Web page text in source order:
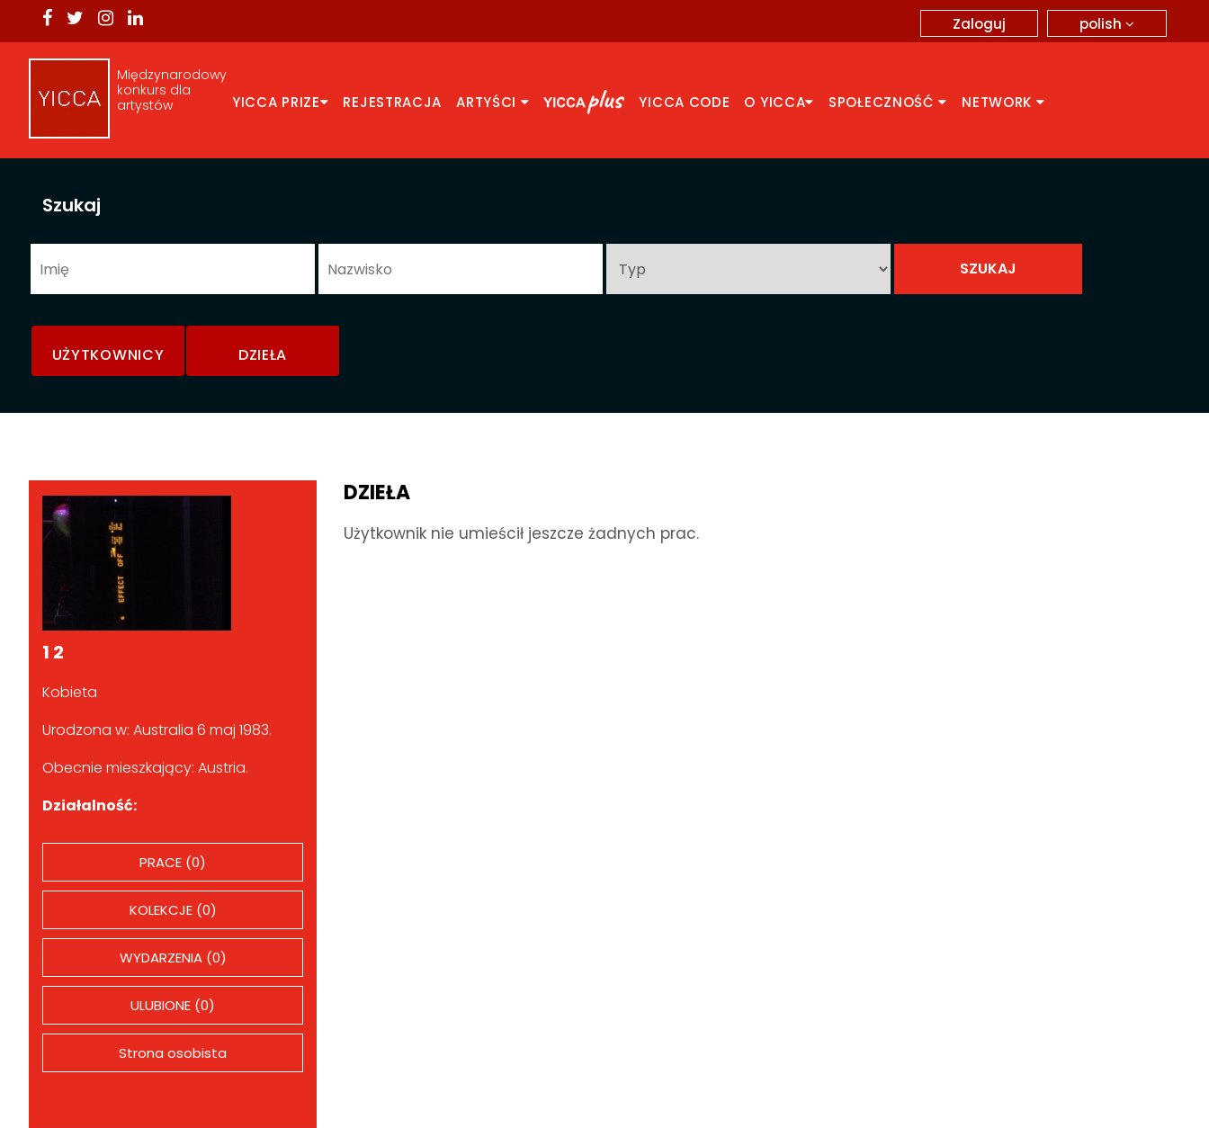
polish
Zaloguj
Międzynarodowy
konkurs dla
artystów
YICCA PRIZE REJESTRACJA ARTYŚCI YICCA CODE O YICCA SPOŁECZNOŚĆ NETWORK
Szukaj
UŻYTKOWNICY DZIEŁA
1 2
Kobieta
Urodzona w: Australia 6 maj 1983.
Obecnie mieszkający: Austria.
Działalność:
PRACE (0)
KOLEKCJE (0)
WYDARZENIA (0)
ULUBIONE (0)
Strona osobista
DZIEŁA
Użytkownik nie umieścił jeszcze żadnych prac.